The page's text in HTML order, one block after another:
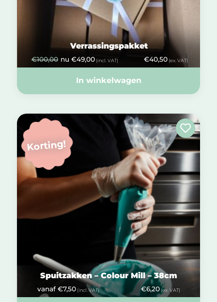
Verrassingspakket
€100,00 nu €49,00(incl. VAT) €40,50 (ex. VAT)
In winkelwagen
Korting!
Spuitzakken – Colour Mill – 38cm
vanaf €7,50 (incl. VAT) €6,20 (ex. VAT)